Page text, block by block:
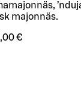
majonnäs.
€